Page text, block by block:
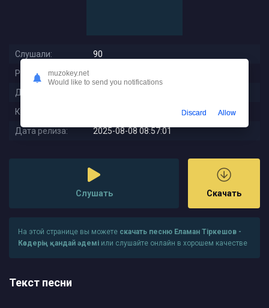
Слушали:
90
Размер:
Длительность:
Качество:
Дата релиза:
2025-08-08 08:57:01
Слушать Скачать
На этой странице вы можете скачать песню Еламан Тіркешов -
Көздерің қандай әдемі или слушайте онлайн в хорошем качестве
Текст песни
muzokey.net
Would like to send you notifications
Discard Allow